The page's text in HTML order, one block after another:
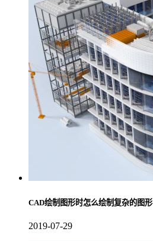
CAD绘制图形时怎么绘制复杂的图形
2019-07-29